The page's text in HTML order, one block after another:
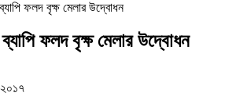
ফলদ বৃক্ষ মেলার উদ্বোধন
ফলদ বৃক্ষ মেলার উদ্বোধন